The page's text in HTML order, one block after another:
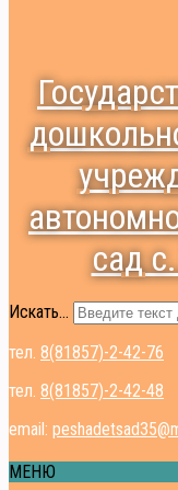
сад
Искать...
тел. 8(81857)-2-42-76
тел. 8(81857)-2-42-48
email:
МЕНЮ